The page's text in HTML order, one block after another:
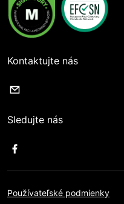
Kontaktujte nás
Sledujte nás
Používateľské podmienky